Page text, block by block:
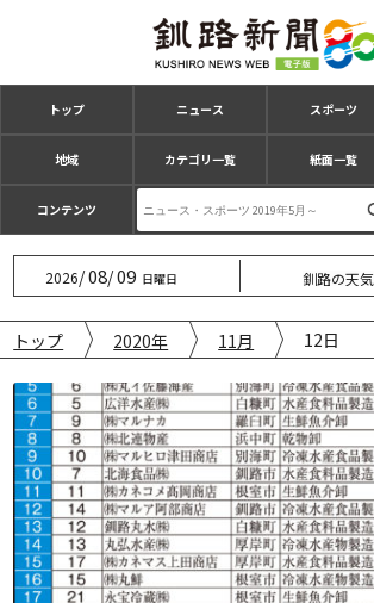
トップ ニュース スポーツ
地域 カテゴリ一覧 紙面一覧
コンテンツ
2026/08/09 日曜日 釧路の天気
トップ 2020年 11月 12日